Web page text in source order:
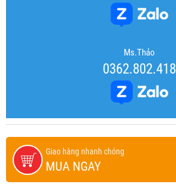
Ms.Thảo
0362.802.418
Giao hàng nhanh chóng
MUA NGAY